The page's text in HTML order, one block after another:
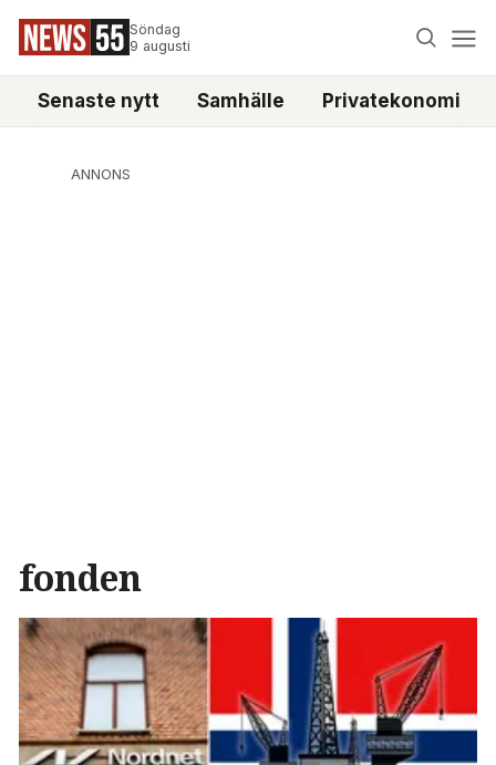
Söndag
9 augusti
Senaste nytt Samhälle Privatekonomi
ANNONS
fonden